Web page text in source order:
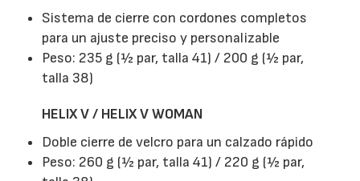
Sistema de cierre con cordones completos
para un ajuste preciso y personalizable
Peso: 235 g (½ par, talla 41) / 200 g (½ par,
talla 38)
HELIX V / HELIX V WOMAN
Doble cierre de velcro para un calzado rápido
Peso: 260 g (½ par, talla 41) / 220 g (½ par,